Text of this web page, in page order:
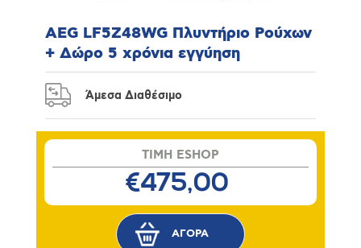
AEG LF5Z48WG Πλυντήριο Ρούχων
+ Δώρο 5 χρόνια εγγύηση
Άμεσα Διαθέσιμο
TIMH ESHOP
€475,00